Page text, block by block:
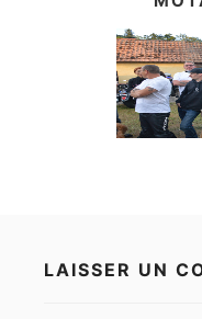
LAISSER UN